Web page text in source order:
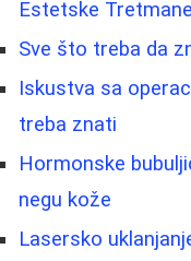
Estetske
Sve što treba da
Iskustva sa
treba znati
Hormonske
negu kože
Lasersko